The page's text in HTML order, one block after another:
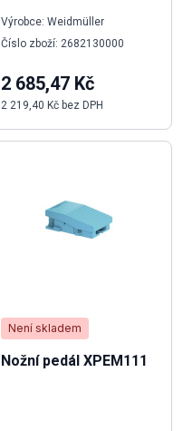
Výrobce: Weidmüller
Číslo zboží: 2682130000
2 685,47 Kč
2 219,40 Kč bez DPH
Není skladem
Nožní pedál XPEM111